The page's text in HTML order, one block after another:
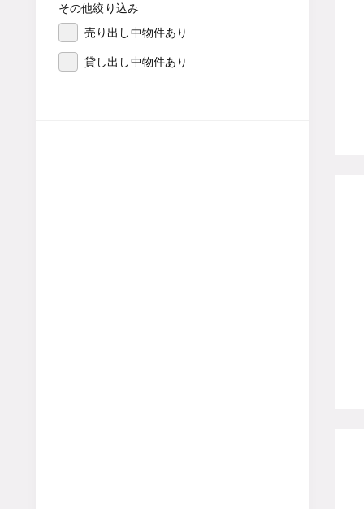
その他絞り込み
売り出し中物件あり
貸し出し中物件あり